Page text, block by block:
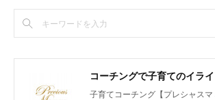
子育てコーチング【プレシャス